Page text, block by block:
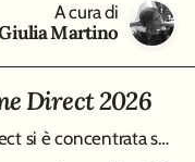
A cura di
Martino
Direct 2026
L'edizione 2026 del Wholesome Direct si è concentrata su molti modi differenti di intendere i cozy game, qui raccolti in un piccolo best of di sei tracce